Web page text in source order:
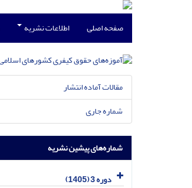
صفحه اصلی اطلاعات نشریه
مقالات آماده انتشار
شماره جاری
شماره‌های پیشین نشریه
دوره 3 (1405)